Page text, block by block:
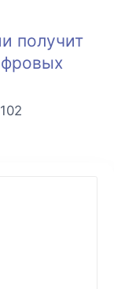
получит
102